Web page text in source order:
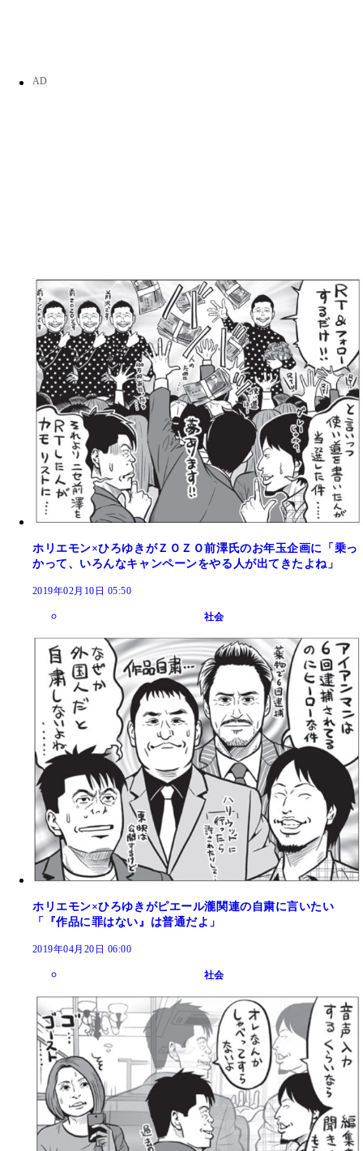
ホリエモン×ひろゆきがＺＯＺＯ前澤氏のお年玉企画に「乗っ
かって、いろんなキャンペーンをやる人が出てきたよね」
2019年02月10日 05:50
社会
ホリエモン×ひろゆきがピエール瀧関連の自粛に言いたい
「『作品に罪はない』は普通だよ」
2019年04月20日 06:00
社会